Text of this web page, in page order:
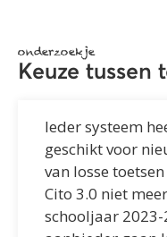
onderzoekje
Keuze tussen
Ieder systeem
geschikt voor
van losse
Cito 3.0 niet
schooljaar 2023-